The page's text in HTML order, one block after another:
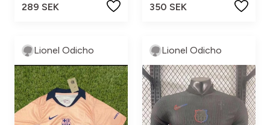
289 SEK
350 SEK
Lionel Odicho Lionel Odicho